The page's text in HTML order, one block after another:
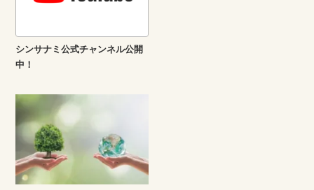
シンサナミ公式チャンネル公開
中！